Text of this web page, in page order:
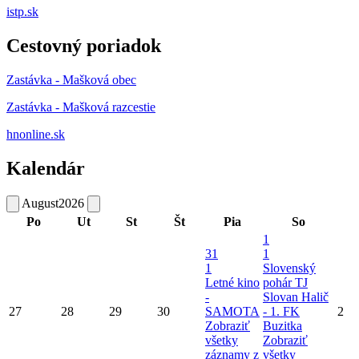
istp.sk
Cestovný poriadok
Zastávka - Mašková obec
Zastávka - Mašková razcestie
hnonline.sk
Kalendár
August2026
Po
Ut St Št Pia So
27 28 29 30
31
1
Letné kino
-
SAMOTA
Zobraziť
všetky
záznamy z
1
1
Slovenský
pohár TJ
Slovan Halič
- 1. FK
Buzitka
Zobraziť
všetky
2